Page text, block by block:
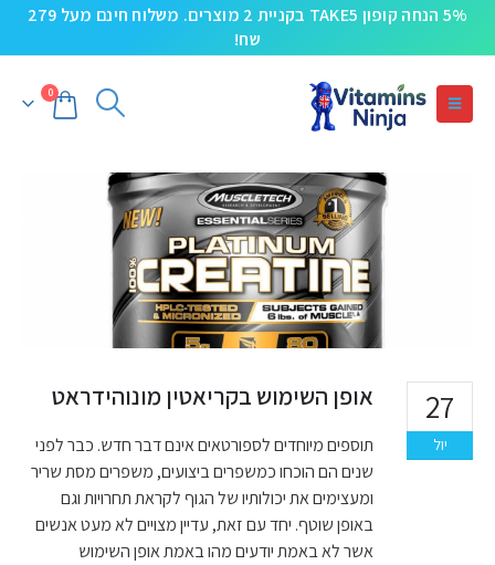
5% הנחה קופון TAKE5 בקניית 2 מוצרים. משלוח חינם מעל 279
שח!
0
27
יול
אופן השימוש בקריאטין מונוהידראט
תוספים מיוחדים לספורטאים אינם דבר חדש. כבר לפני
שנים הם הוכחו כמשפרים ביצועים, משפרים מסת שריר
ומעצימים את יכולותיו של הגוף לקראת תחרויות וגם
באופן שוטף. יחד עם זאת, עדיין מצויים לא מעט אנשים
אשר לא באמת יודעים מהו באמת אופן השימוש